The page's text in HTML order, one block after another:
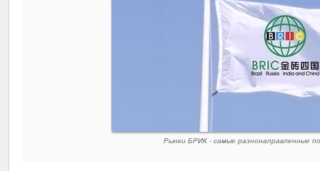
Рынки БРИК - самые разнонаправленные